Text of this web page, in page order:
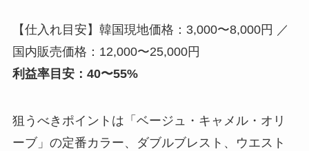
【仕入れ目安】韓国現地価格：3,000〜8,000円 ／
国内販売価格：12,000〜25,000円
利益率目安：40〜55%
狙うべきポイントは「ベージュ・キャメル・オリ
ーブ」の定番カラー、ダブルブレスト、ウエスト